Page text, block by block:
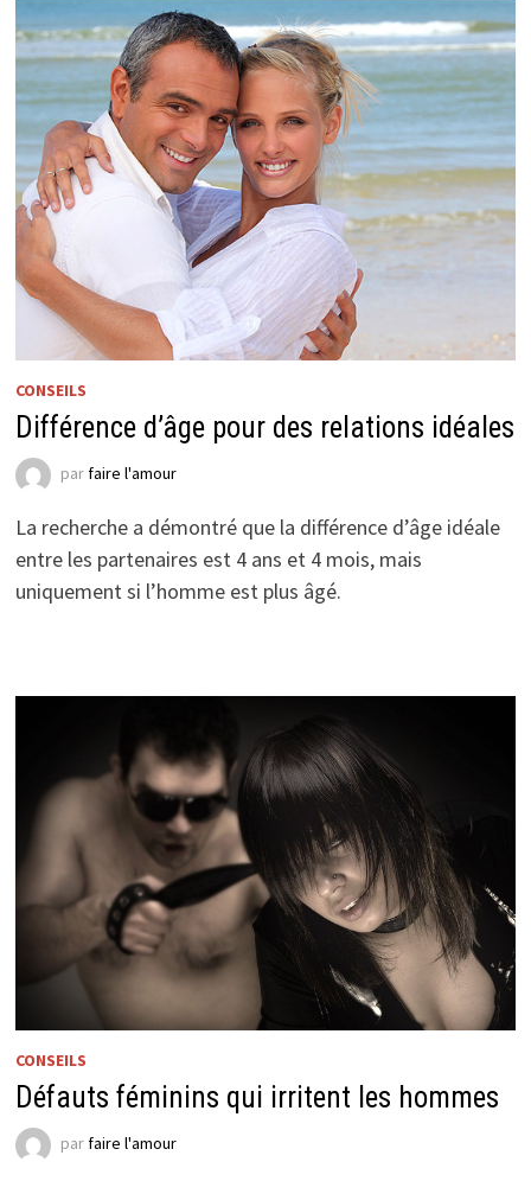
CONSEILS
Différence d’âge pour des relations idéales
parfaire l'amour
La recherche a démontré que la différence d’âge idéale
entre les partenaires est 4 ans et 4 mois, mais
uniquement si l’homme est plus âgé.
CONSEILS
Défauts féminins qui irritent les hommes
parfaire l'amour